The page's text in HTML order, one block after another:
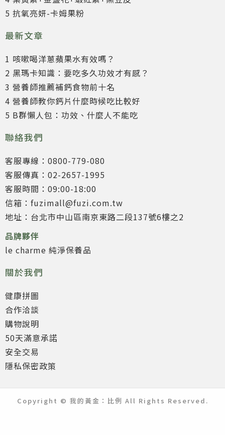
5 抗氧亮妍-卡姆果粉
最新文章
1 咳嗽喝洋蔥蘋果水有效嗎？
2 黑瑪卡知識：要吃多久功效才有感？
3 營養師推薦補鈣食物前十名
4 營養師教你鈣片什麼時候吃比較好
5 B群懶人包：功效、什麼人不能吃
聯絡我們
客服專線：0800-779-080
客服傳真：02-2657-1995
客服時間：09:00-18:00
信箱：fuzimall@fuzi.com.tw
地址：台北市中山區南京東路二段137號6樓之2
品牌夥伴
le charme 純淨保養品
關於我們
健康拼圖
合作洽談
購物說明
50天滿意承諾
安全交易
隱私保密政策
Copyright © 我的黃金：比例 All Rights Reserved.